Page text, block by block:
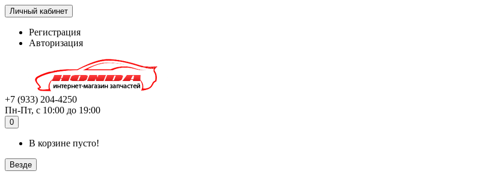
Личный кабинет
Регистрация
Авторизация
+7 (933) 204-4250
Пн-Пт, с 10:00 до 19:00
0
В корзине пусто!
Везде